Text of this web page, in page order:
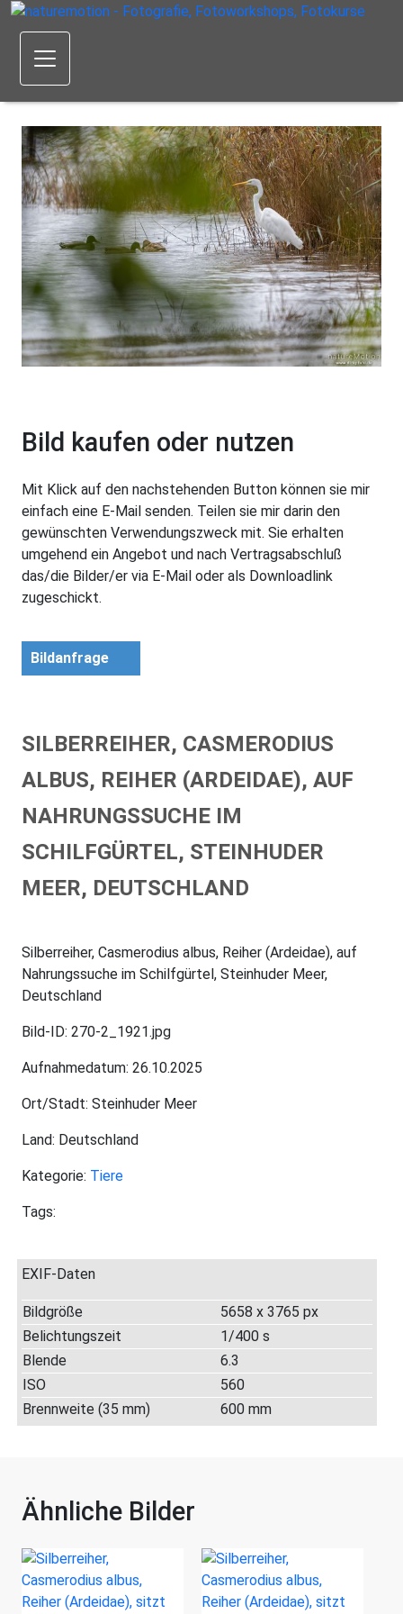
Bild kaufen oder nutzen
Mit Klick auf den nachstehenden Button können sie mir
einfach eine E-Mail senden. Teilen sie mir darin den
gewünschten Verwendungszweck mit. Sie erhalten
umgehend ein Angebot und nach Vertragsabschluß
das/die Bilder/er via E-Mail oder als Downloadlink
zugeschickt.
Bildanfrage
SILBERREIHER, CASMERODIUS
ALBUS, REIHER (ARDEIDAE), AUF
NAHRUNGSSUCHE IM
SCHILFGÜRTEL, STEINHUDER
MEER, DEUTSCHLAND
Silberreiher, Casmerodius albus, Reiher (Ardeidae), auf
Nahrungssuche im Schilfgürtel, Steinhuder Meer,
Deutschland
Bild-ID: 270-2_1921.jpg
Aufnahmedatum: 26.10.2025
Ort/Stadt: Steinhuder Meer
Land: Deutschland
Kategorie: Tiere
Tags:
EXIF-Daten
Bildgröße
5658 x 3765 px
Belichtungszeit
1/400 s
Blende
6.3
ISO
560
Brennweite (35 mm)
600 mm
Ähnliche Bilder